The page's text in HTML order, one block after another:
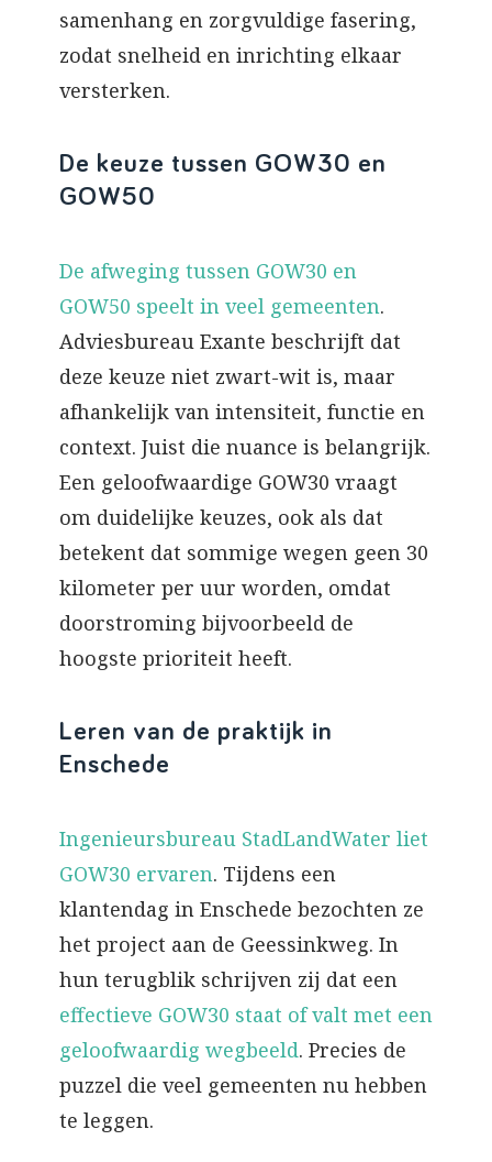
samenhang en zorgvuldige fasering,
zodat snelheid en inrichting elkaar
versterken.
De keuze tussen GOW30 en
GOW50
De afweging tussen GOW30 en
GOW50 speelt in veel gemeenten.
Adviesbureau Exante beschrijft dat
deze keuze niet zwart-wit is, maar
afhankelijk van intensiteit, functie en
context. Juist die nuance is belangrijk.
Een geloofwaardige GOW30 vraagt
om duidelijke keuzes, ook als dat
betekent dat sommige wegen geen 30
kilometer per uur worden, omdat
doorstroming bijvoorbeeld de
hoogste prioriteit heeft.
Leren van de praktijk in
Enschede
Ingenieursbureau StadLandWater liet
GOW30 ervaren. Tijdens een
klantendag in Enschede bezochten ze
het project aan de Geessinkweg. In
hun terugblik schrijven zij dat een
effectieve GOW30 staat of valt met een
geloofwaardig wegbeeld. Precies de
puzzel die veel gemeenten nu hebben
te leggen.